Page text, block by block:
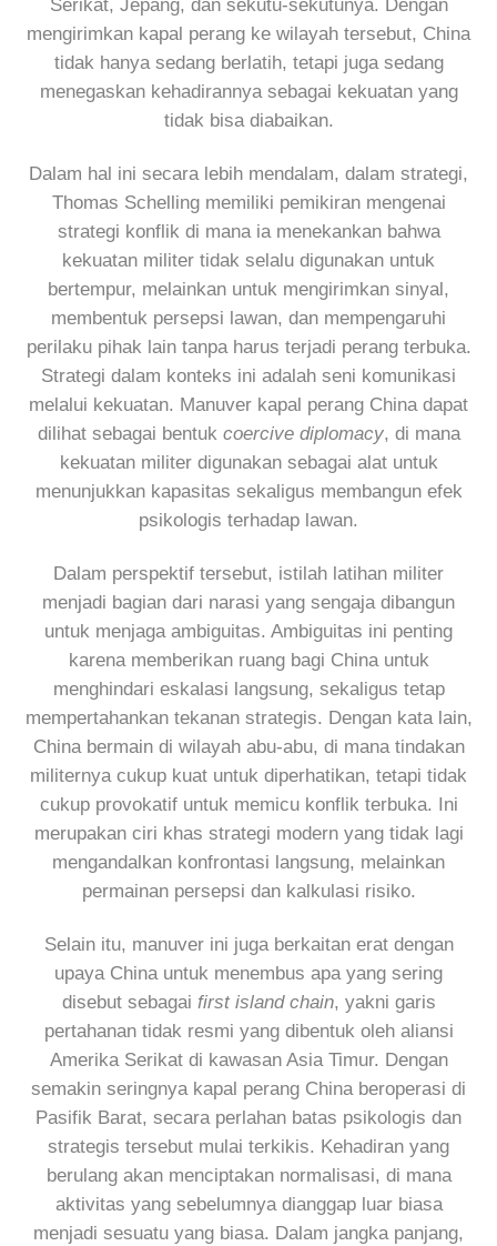
Serikat, Jepang, dan sekutu-sekutunya. Dengan
mengirimkan kapal perang ke wilayah tersebut, China
tidak hanya sedang berlatih, tetapi juga sedang
menegaskan kehadirannya sebagai kekuatan yang
tidak bisa diabaikan.
Dalam hal ini secara lebih mendalam, dalam strategi,
Thomas Schelling memiliki pemikiran mengenai
strategi konflik di mana ia menekankan bahwa
kekuatan militer tidak selalu digunakan untuk
bertempur, melainkan untuk mengirimkan sinyal,
membentuk persepsi lawan, dan mempengaruhi
perilaku pihak lain tanpa harus terjadi perang terbuka.
Strategi dalam konteks ini adalah seni komunikasi
melalui kekuatan. Manuver kapal perang China dapat
dilihat sebagai bentuk coercive diplomacy, di mana
kekuatan militer digunakan sebagai alat untuk
menunjukkan kapasitas sekaligus membangun efek
psikologis terhadap lawan.
Dalam perspektif tersebut, istilah latihan militer
menjadi bagian dari narasi yang sengaja dibangun
untuk menjaga ambiguitas. Ambiguitas ini penting
karena memberikan ruang bagi China untuk
menghindari eskalasi langsung, sekaligus tetap
mempertahankan tekanan strategis. Dengan kata lain,
China bermain di wilayah abu-abu, di mana tindakan
militernya cukup kuat untuk diperhatikan, tetapi tidak
cukup provokatif untuk memicu konflik terbuka. Ini
merupakan ciri khas strategi modern yang tidak lagi
mengandalkan konfrontasi langsung, melainkan
permainan persepsi dan kalkulasi risiko.
Selain itu, manuver ini juga berkaitan erat dengan
upaya China untuk menembus apa yang sering
disebut sebagai first island chain, yakni garis
pertahanan tidak resmi yang dibentuk oleh aliansi
Amerika Serikat di kawasan Asia Timur. Dengan
semakin seringnya kapal perang China beroperasi di
Pasifik Barat, secara perlahan batas psikologis dan
strategis tersebut mulai terkikis. Kehadiran yang
berulang akan menciptakan normalisasi, di mana
aktivitas yang sebelumnya dianggap luar biasa
menjadi sesuatu yang biasa. Dalam jangka panjang,